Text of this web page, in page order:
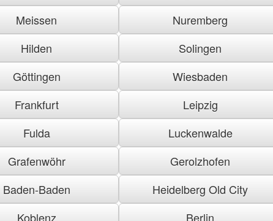
Meissen
Nuremberg
Hilden
Solingen
Göttingen
Wiesbaden
Frankfurt
Leipzig
Fulda
Luckenwalde
Grafenwöhr
Gerolzhofen
Baden-Baden
Heidelberg Old City
Koblenz Berlin